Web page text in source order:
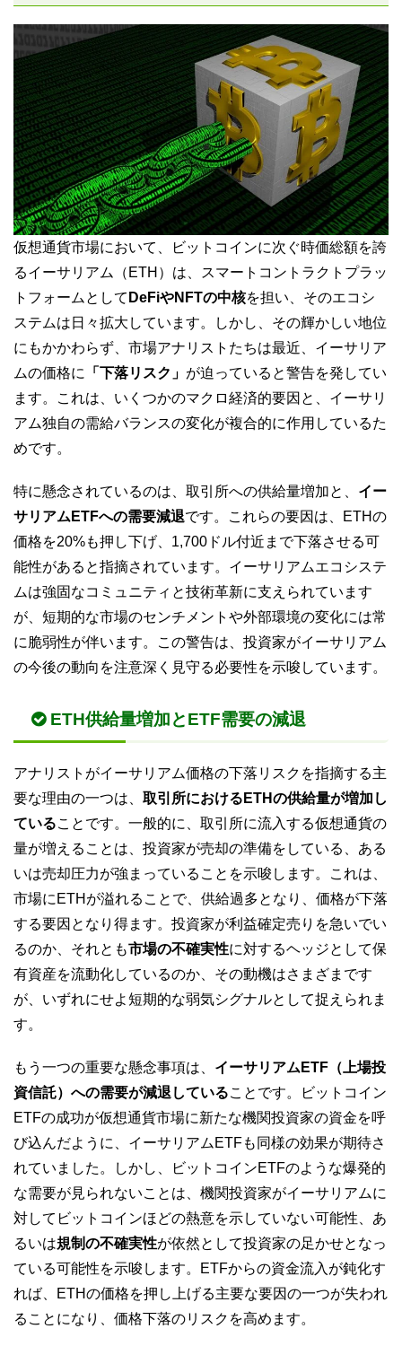
仮想通貨市場において、ビットコインに次ぐ時価総額を誇
るイーサリアム（ETH）は、スマートコントラクトプラッ
トフォームとして DeFiやNFTの中核を担い、そのエコシ
ステムは日々拡大しています。しかし、その輝かしい地位
にもかかわらず、市場アナリストたちは最近、イーサリア
ムの価格に
「下落リスク」 が迫っていると警告を発してい
ます。これは、いくつかのマクロ経済的要因と、イーサリ
アム独自の需給バランスの変化が複合的に作用しているた
めです。
特に懸念されているのは、取引所への供給量増加と、 イー
サリアムETFへの需要減退です。これらの要因は、ETHの
価格を20%も押し下げ、1,700ドル付近まで下落させる可
能性があると指摘されています。イーサリアムエコシステ
ムは強固なコミュニティと技術革新に支えられています
が、短期的な市場のセンチメントや外部環境の変化には常
に脆弱性が伴います。この警告は、投資家がイーサリアム
の今後の動向を注意深く見守る必要性を示唆しています。
ETH供給量増加とETF需要の減退
アナリストがイーサリアム価格の下落リスクを指摘する主
要な理由の一つは、 取引所におけるETHの供給量が増加し
ていることです。一般的に、取引所に流入する仮想通貨の
量が増えることは、投資家が売却の準備をしている、ある
いは売却圧力が強まっていることを示唆します。これは、
市場にETHが溢れることで、供給過多となり、価格が下落
する要因となり得ます。投資家が利益確定売りを急いでい
るのか、それとも市場の不確実性に対するヘッジとして保
有資産を流動化しているのか、その動機はさまざまです
が、いずれにせよ短期的な弱気シグナルとして捉えられま
す。
もう一つの重要な懸念事項は、 イーサリアムETF（上場投
資信託）への需要が減退していることです。ビットコイン
ETFの成功が仮想通貨市場に新たな機関投資家の資金を呼
び込んだように、イーサリアムETFも同様の効果が期待さ
れていました。しかし、ビットコインETFのような爆発的
な需要が見られないことは、機関投資家がイーサリアムに
対してビットコインほどの熱意を示していない可能性、あ
るいは規制の不確実性が依然として投資家の足かせとなっ
ている可能性を示唆します。ETFからの資金流入が鈍化す
れば、ETHの価格を押し上げる主要な要因の一つが失われ
ることになり、価格下落のリスクを高めます。